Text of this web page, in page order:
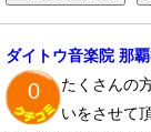
ダイトウ音楽院 那
0
たくさんの
いをさせて